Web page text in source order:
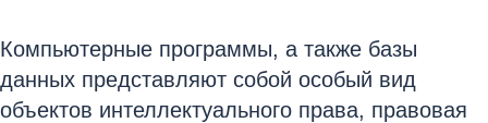
Компьютерные программы, а также базы
данных представляют собой особый вид
объектов интеллектуального права, правовая